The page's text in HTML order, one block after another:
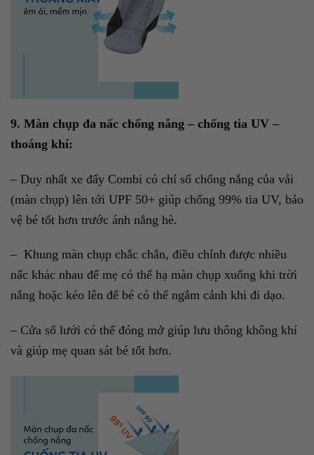
9. Màn chụp đa nấc chống nắng – chống tia UV –
thoáng khí:
– Duy nhất xe đẩy Combi có chỉ số chống nắng của vải
(màn chụp) lên tới UPF 50+ giúp chống 99% tia UV, bảo
vệ bé tốt hơn trước ánh nắng hè.
– Khung màn chụp chắc chắn, điều chỉnh được nhiều
nấc khác nhau để mẹ có thể hạ màn chụp xuống khi trời
nắng hoặc kéo lên để bé có thể ngắm cảnh khi đi dạo.
– Cửa sổ lưới có thể đóng mở giúp lưu thông không khí
và giúp mẹ quan sát bé tốt hơn.